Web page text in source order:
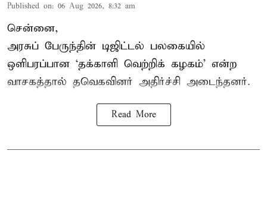
Published on: 06 Aug 2026, 8:32 am
சென்னை,
அரசுப் பேருந்தின் டிஜிட்டல் பலகையில்
ஒளிபரப்பான ‘தக்காளி வெற்றிக் கழகம்’ என்ற
வாசகத்தால் தவெகவினர் அதிர்ச்சி அடைந்தனர்.
Read More